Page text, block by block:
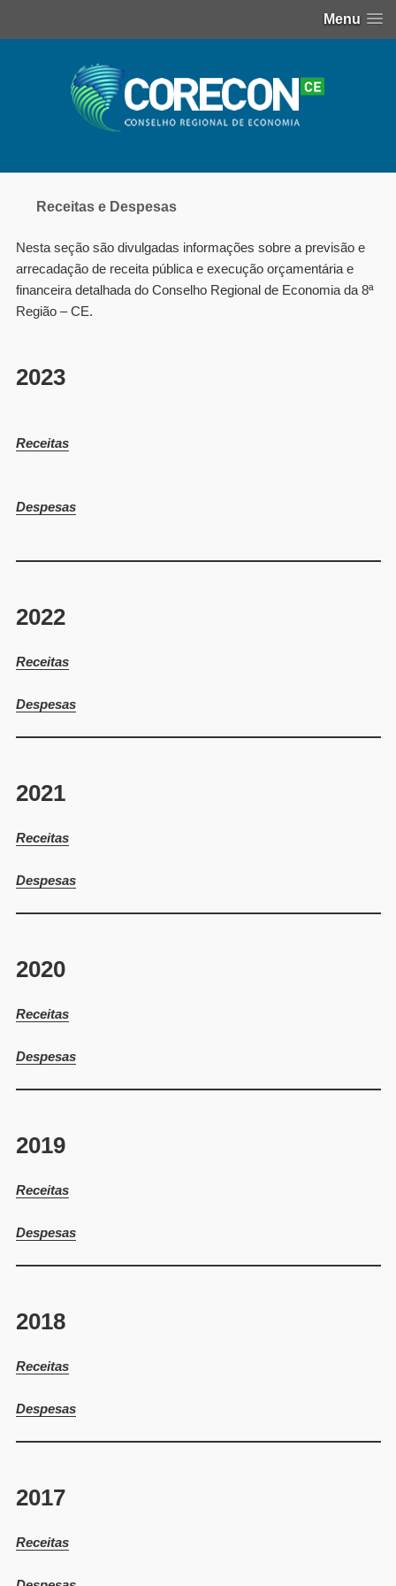
Menu
Receitas e Despesas
Nesta seção são divulgadas informações sobre a previsão e
arrecadação de receita pública e execução orçamentária e
financeira detalhada do Conselho Regional de Economia da 8ª
Região – CE.
2023
Receitas
Despesas
2022
Receitas
Despesas
2021
Receitas
Despesas
2020
Receitas
Despesas
2019
Receitas
Despesas
2018
Receitas
Despesas
2017
Receitas